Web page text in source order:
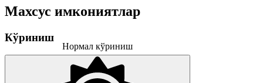
Махсус имкониятлар
Кўриниш
Нормал кўриниш